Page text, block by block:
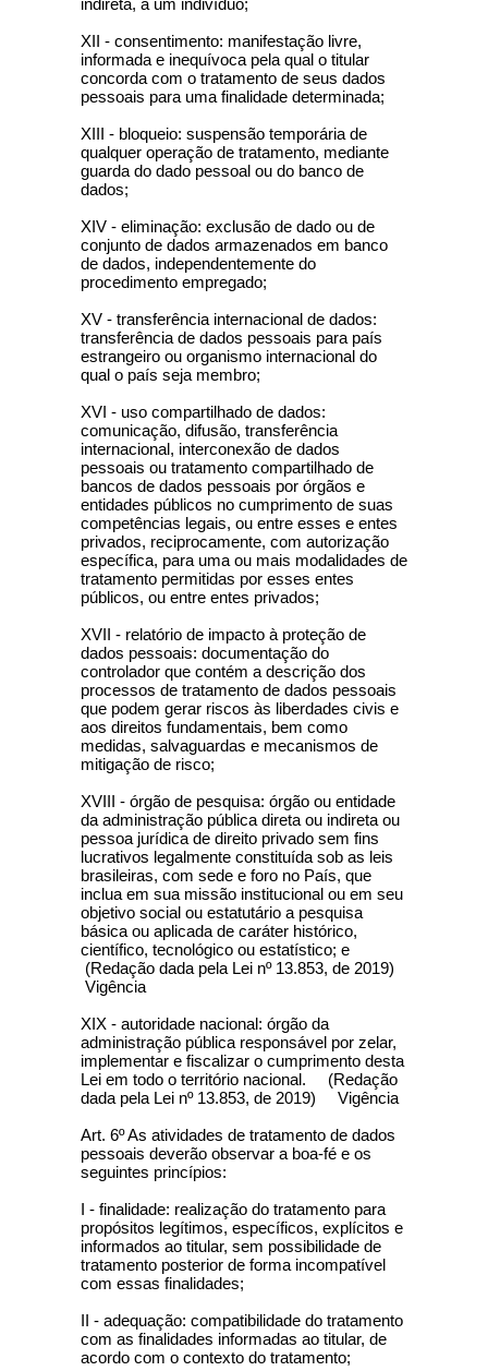
indireta, a um indivíduo;
XII - consentimento: manifestação livre,
informada e inequívoca pela qual o titular
concorda com o tratamento de seus dados
pessoais para uma finalidade determinada;
XIII - bloqueio: suspensão temporária de
qualquer operação de tratamento, mediante
guarda do dado pessoal ou do banco de
dados;
XIV - eliminação: exclusão de dado ou de
conjunto de dados armazenados em banco
de dados, independentemente do
procedimento empregado;
XV - transferência internacional de dados:
transferência de dados pessoais para país
estrangeiro ou organismo internacional do
qual o país seja membro;
XVI - uso compartilhado de dados:
comunicação, difusão, transferência
internacional, interconexão de dados
pessoais ou tratamento compartilhado de
bancos de dados pessoais por órgãos e
entidades públicos no cumprimento de suas
competências legais, ou entre esses e entes
privados, reciprocamente, com autorização
específica, para uma ou mais modalidades de
tratamento permitidas por esses entes
públicos, ou entre entes privados;
XVII - relatório de impacto à proteção de
dados pessoais: documentação do
controlador que contém a descrição dos
processos de tratamento de dados pessoais
que podem gerar riscos às liberdades civis e
aos direitos fundamentais, bem como
medidas, salvaguardas e mecanismos de
mitigação de risco;
XVIII - órgão de pesquisa: órgão ou entidade
da administração pública direta ou indireta ou
pessoa jurídica de direito privado sem fins
lucrativos legalmente constituída sob as leis
brasileiras, com sede e foro no País, que
inclua em sua missão institucional ou em seu
objetivo social ou estatutário a pesquisa
básica ou aplicada de caráter histórico,
científico, tecnológico ou estatístico; e
(Redação dada pela Lei nº 13.853, de 2019)
Vigência
XIX - autoridade nacional: órgão da
administração pública responsável por zelar,
implementar e fiscalizar o cumprimento desta
Lei em todo o território nacional. (Redação
dada pela Lei nº 13.853, de 2019) Vigência
Art. 6º As atividades de tratamento de dados
pessoais deverão observar a boa-fé e os
seguintes princípios:
I - finalidade: realização do tratamento para
propósitos legítimos, específicos, explícitos e
informados ao titular, sem possibilidade de
tratamento posterior de forma incompatível
com essas finalidades;
II - adequação: compatibilidade do tratamento
com as finalidades informadas ao titular, de
acordo com o contexto do tratamento;